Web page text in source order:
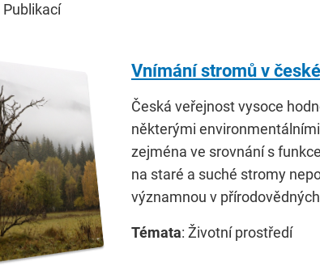
Publikací
Vnímání stromů v
Česká veřejnost vysoce
některými
zejména ve srovnání s
na staré a suché stromy
významnou v
Témata: Životní prostředí